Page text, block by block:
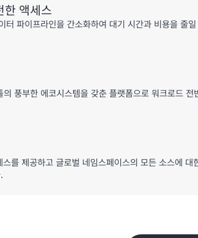
한 액세스
파이프라인을 간소화하여 대기 시간과 비용을
부한 에코시스템을 갖춘 플랫폼으로 워크로드
를 제공하고 글로벌 네임스페이스의 모든 소스에